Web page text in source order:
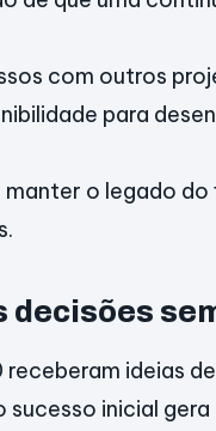
com outros
para
o legado do
decisões
ideias
sucesso inicial